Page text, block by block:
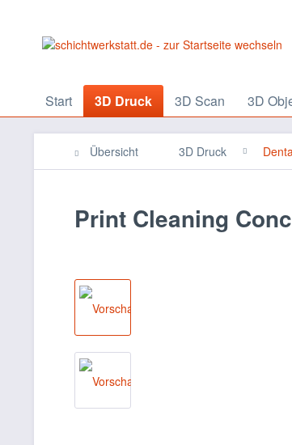
Start 3D Druck 3D Scan 3D
Übersicht 3D Druck
Print Cleaning